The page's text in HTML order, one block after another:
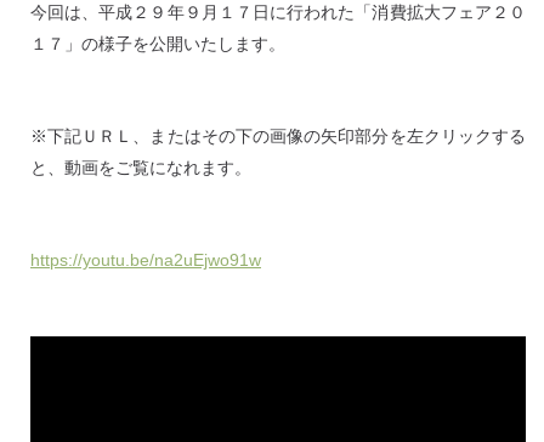
今回は、平成２９年９月１７日に行われた「消費拡大フェア２０
１７」の様子を公開いたします。
※下記ＵＲＬ、またはその下の画像の矢印部分を左クリックする
と、動画をご覧になれます。
https://youtu.be/na2uEjwo91w